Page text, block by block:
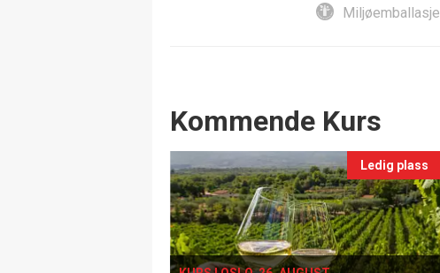
Miljøemballasje
Events
Kommende Kurs
Ledig plass